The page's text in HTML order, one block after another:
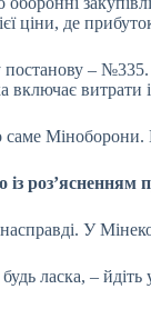
ціни, де
– №335.
витрати і
Міноборони.
роз’ясненням
У
ласка, –